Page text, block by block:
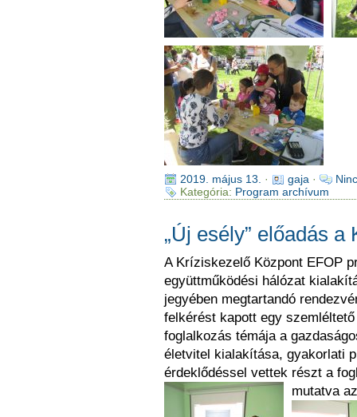
2019. május 13. · gaja ·
Kategória: Program archívum
„Új esély” előadás
A Kríziskezelő Központ EFOP
együttműködési hálózat
jegyében megtartandó
felkérést kapott egy
foglalkozás témája a
életvitel kialakítása, gyakorlati
érdeklődéssel vettek részt a
mutatva